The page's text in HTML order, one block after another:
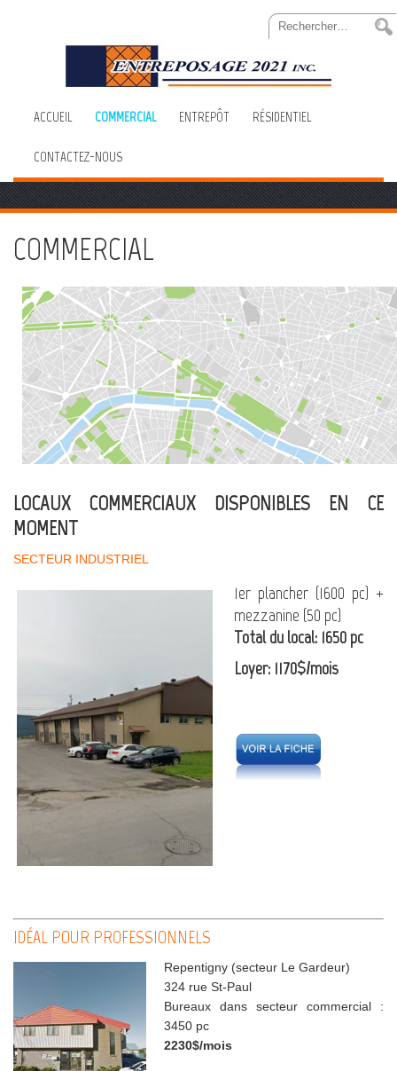
Rechercher :
ACCUEIL COMMERCIAL ENTREPÔT RÉSIDENTIEL
CONTACTEZ-NOUS
COMMERCIAL
LOCAUX COMMERCIAUX DISPONIBLES EN CE
MOMENT
SECTEUR INDUSTRIEL
1er plancher (1600 pc) +
mezzanine (50 pc)
Total du local: 1650 pc
Loyer: 1170$/mois
IDÉAL POUR PROFESSIONNELS
Repentigny (secteur Le Gardeur)
324 rue St-Paul
Bureaux dans secteur commercial :
3450 pc
2230$/mois